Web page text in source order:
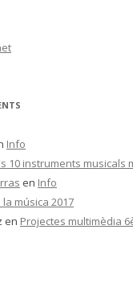
Info
10 instruments musicals
en Info
la música 2017
en Projectes multimèdia